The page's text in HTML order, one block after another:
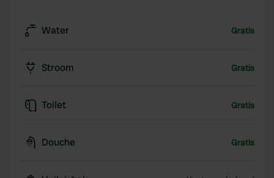
Water Gratis
Stroom Gratis
Toilet Gratis
Douche Gratis